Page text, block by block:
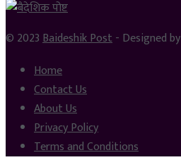
© 2023Baideshik Post- Designed by
Home
Contact Us
About Us
Privacy Policy
Terms and Conditions